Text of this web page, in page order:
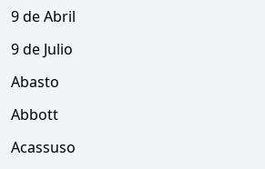
9 de Abril
9 de Julio
Abasto
Abbott
Acassuso